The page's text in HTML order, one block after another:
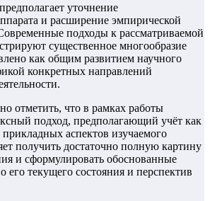
уточнение
и расширение эмпирической
подходы к рассматриваемой
существенное многообразие
как общим развитием научного
конкретных направлений
отметить, что в рамках работы
подход, предполагающий учёт как
прикладных аспектов изучаемого
получить достаточно полную картину
и сформулировать обоснованные
его текущего состояния и перспектив